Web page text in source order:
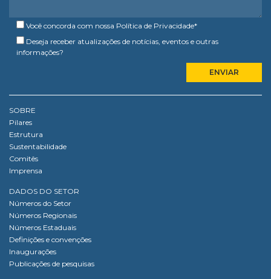
Você concorda com nossa Política de Privacidade*
Deseja receber atualizações de notícias, eventos e outras
informações?
SOBRE
Pilares
Estrutura
Sustentabilidade
Comitês
Imprensa
DADOS DO SETOR
Números do Setor
Números Regionais
Números Estaduais
Definições e convenções
Inaugurações
Publicações de pesquisas